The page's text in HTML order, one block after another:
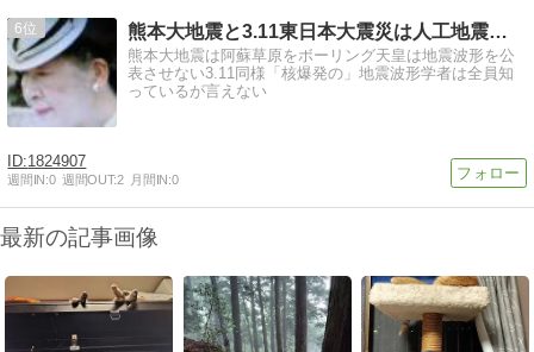
6 熊本大地震と3.11東日本大震災は人工地震の証拠・黒幕天皇
熊本大地震は阿蘇草原をボーリング天皇は地震波形を公
表させない3.11同様「核爆発の」地震波形学者は全員知
っているが言えない
1824907
週間IN:0 週間OUT:2 月間IN:0
最新の記事画像